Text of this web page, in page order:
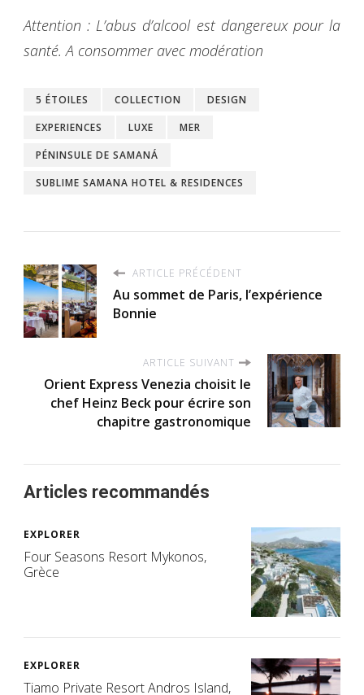
Attention : L’abus d’alcool est dangereux pour la
santé. A consommer avec modération
5 ÉTOILES COLLECTION
DESIGN
EXPERIENCES
LUXE
MER
PÉNINSULE DE SAMANÁ
SUBLIME SAMANA HOTEL & RESIDENCES
ARTICLE PRÉCÉDENT
Au sommet de Paris, l’expérience
Bonnie
ARTICLE SUIVANT
Orient Express Venezia choisit le
chef Heinz Beck pour écrire son
chapitre gastronomique
Articles recommandés
EXPLORER
Four Seasons Resort Mykonos,
Grèce
EXPLORER
Tiamo Private Resort Andros Island,